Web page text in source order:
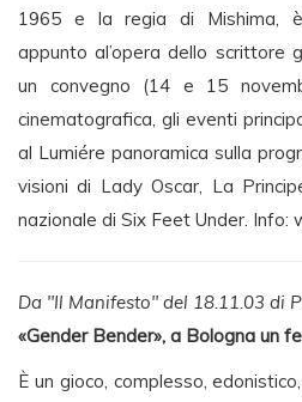
1965 e la regia di Mishima,
appunto al’opera dello scrittore
un convegno (14 e 15
cinematografica, gli eventi
al Lumiére panoramica sulla
visioni di Lady Oscar, La
nazionale di Six Feet Under. Info:
Da "Il Manifesto" del 18.11.03 di
«Gender Bender», a Bologna un
È un gioco, complesso,